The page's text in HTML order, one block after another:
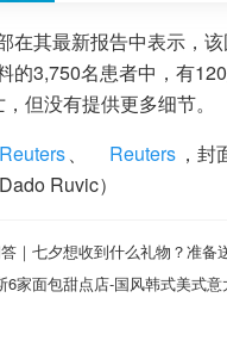
在其最新报告中表示，
的3,750名患者中，有
但没有提供更多细节。
Reuters、 Reuters ，封
Ruvic）
｜七夕想收到什么礼物？准备
6家面包甜点店-国风韩式美式